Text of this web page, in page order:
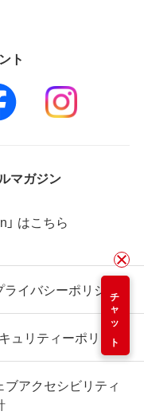
チャット
ト
マガジン
」 はこちら
ライバシーポリシー
ュリティーポリシー
ブアクセシビリティ